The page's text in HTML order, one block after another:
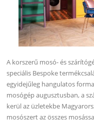
A korszerű mosó- és
speciális Bespoke
egyidejűleg hangulatos
mosógép augusztusban, a
kerül az üzletekbe
mosószert az összes